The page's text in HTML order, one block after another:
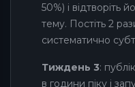
50%) і відтворіть
тему. Постіть 2
систематично
Тиждень 3:
в години піку і